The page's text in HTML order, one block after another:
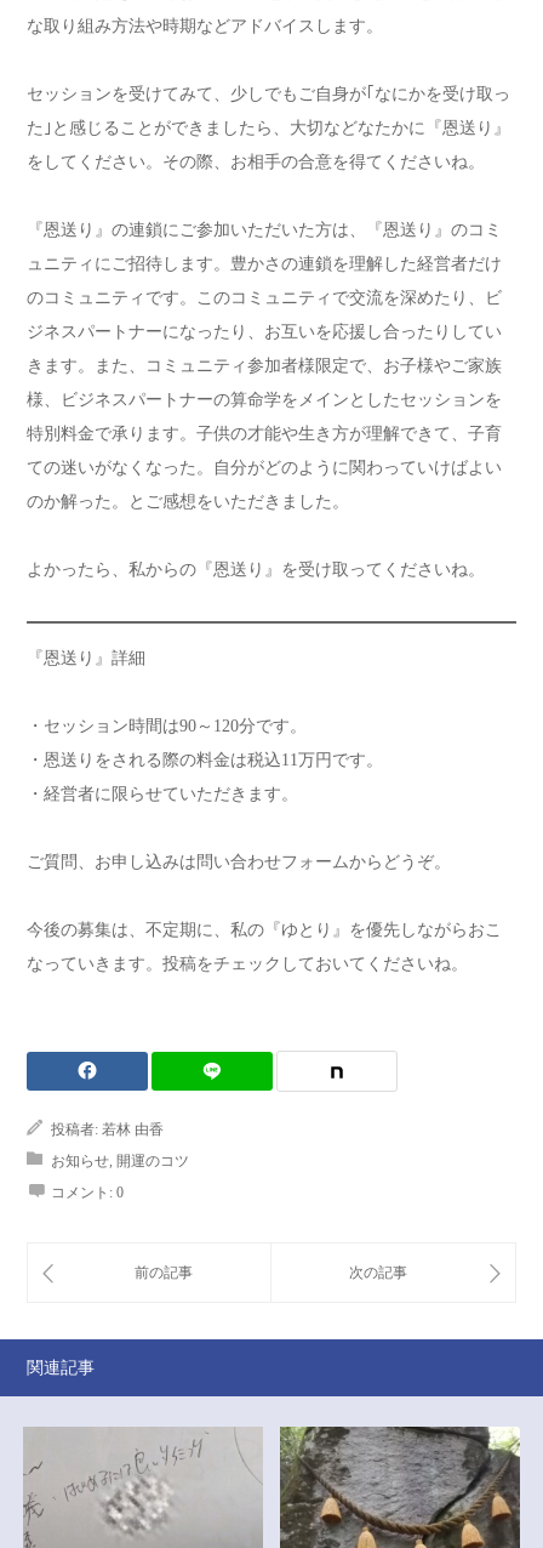
な取り組み方法や時期などアドバイスします。
セッションを受けてみて、少しでもご自身が｢なにかを受け取っ
た｣と感じることができましたら、大切などなたかに『恩送り』
をしてください。その際、お相手の合意を得てくださいね。
『恩送り』の連鎖にご参加いただいた方は、『恩送り』のコミ
ュニティにご招待します。豊かさの連鎖を理解した経営者だけ
のコミュニティです。このコミュニティで交流を深めたり、ビ
ジネスパートナーになったり、お互いを応援し合ったりしてい
きます。また、コミュニティ参加者様限定で、お子様やご家族
様、ビジネスパートナーの算命学をメインとしたセッションを
特別料金で承ります。子供の才能や生き方が理解できて、子育
ての迷いがなくなった。自分がどのように関わっていけばよい
のか解った。とご感想をいただきました。
よかったら、私からの『恩送り』を受け取ってくださいね。
『恩送り』詳細
・セッション時間は90～120分です。
・恩送りをされる際の料金は税込11万円です。
・経営者に限らせていただきます。
ご質問、お申し込みは問い合わせフォームからどうぞ。
今後の募集は、不定期に、私の『ゆとり』を優先しながらおこ
なっていきます。投稿をチェックしておいてくださいね。
投稿者: 若林 由香
お知らせ, 開運のコツ
コメント: 0
関連記事